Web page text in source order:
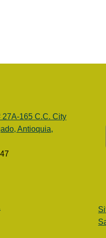
27A-165 C.C. City
Antioquia,